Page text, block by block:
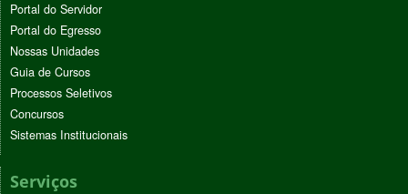
Portal do Servidor
Portal do Egresso
Nossas Unidades
Guia de Cursos
Processos Seletivos
Concursos
Sistemas Institucionais
Serviços